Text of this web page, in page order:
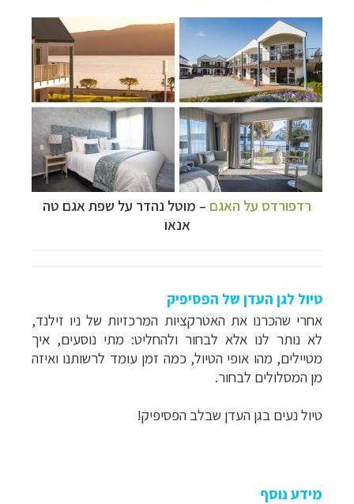
רדפורדס על האגם – מוטל נהדר על שפת אגם טה
אנאו
טיול לגן העדן של הפסיפיק
אחרי שהכרנו את האטרקציות המרכזיות של ניו זילנד,
לא נותר לנו אלא לבחור ולהחליט: מתי נוסעים, איך
מטיילים, מהו אופי הטיול, כמה זמן עומד לרשותנו ואיזה
מן המסלולים לבחור.
טיול נעים בגן העדן שבלב הפסיפיק!
מידע נוסף